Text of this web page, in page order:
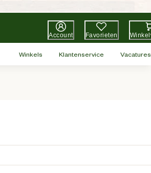
Account Favorieten
Winkels Klantenservice Vacatures